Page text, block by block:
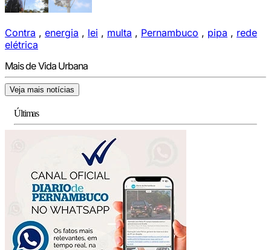
Contra , energia , lei , multa , Pernambuco , pipa , rede
elétrica
Mais de Vida Urbana
Veja mais notícias
Últimas